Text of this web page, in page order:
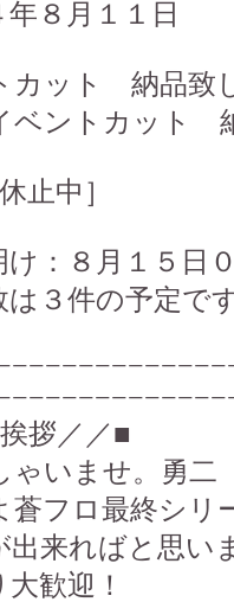
年８月１１日
カット 納品致
ベントカット
止中］
け：８月１５日
は３件の予定で
拶／／■
ゃいませ。勇二
蒼フロ最終シリ
出来ればと思い
歓迎！